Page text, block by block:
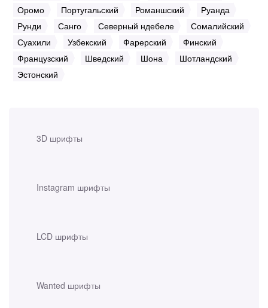
3D шрифты
Instagram шрифты
LCD шрифты
Wanted шрифты
Оромо
Португальский Романшский
Руанда
Рунди
Санго Северный ндебеле
Сомалийский
Суахили
Узбекский Фарерский
Финский
Французский
Шведский Шона
Шотландский
Эстонский